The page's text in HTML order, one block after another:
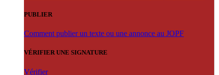
PUBLIER
Comment publier un texte ou une annonce au JOPF
VÉRIFIER UNE SIGNATURE
Vérifier